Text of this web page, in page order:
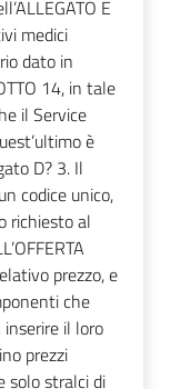
E
medici
dato in
14, in tale
il Service
è
D? 3. Il
codice unico,
richiesto al
prezzo, e
che
il loro
prezzi
solo stralci di